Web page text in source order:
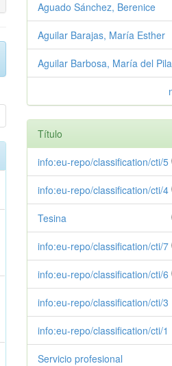
Aguado Sánchez, Berenice
Aguilar Barajas, María Esther
Aguilar Barbosa, María del
Título
info:eu-repo/classification/cti/5
info:eu-repo/classification/cti/4
Tesina
info:eu-repo/classification/cti/7
info:eu-repo/classification/cti/6
info:eu-repo/classification/cti/3
info:eu-repo/classification/cti/1
Servicio profesional